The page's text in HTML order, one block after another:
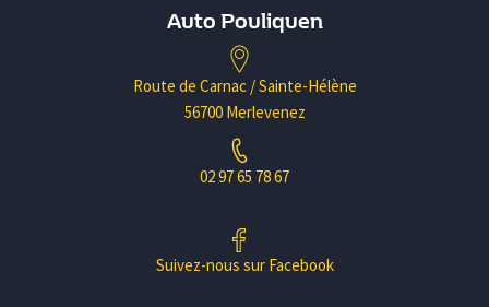
Auto Pouliquen
Route de Carnac / Sainte-Hélène
56700 Merlevenez
02 97 65 78 67
Suivez-nous sur Facebook